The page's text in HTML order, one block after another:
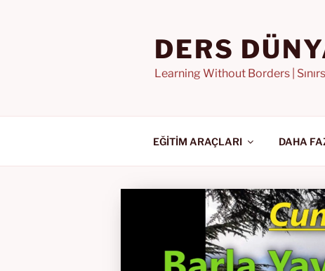
DERS
Learning Without Borders |
EĞİTİM ARAÇLARI DAHA